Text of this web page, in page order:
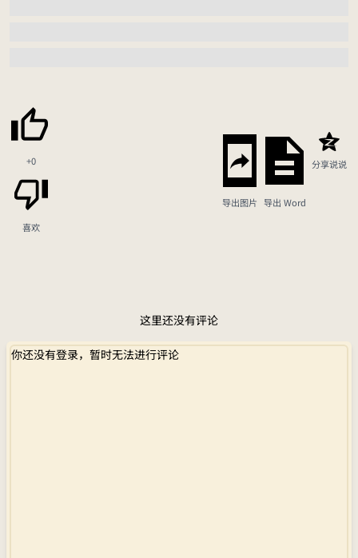
+0
喜欢
导出图片 导出 Word
分享说说
这里还没有评论
你还没有登录，暂时无法进行评论